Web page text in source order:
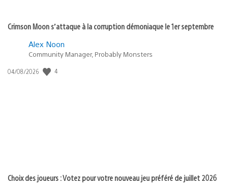
Crimson Moon s’attaque à la corruption démoniaque le 1er septembre
Alex Noon
Community Manager, Probably Monsters
Date
04/08/2026 4
Choix des joueurs : Votez pour votre nouveau jeu préféré de juillet 2026